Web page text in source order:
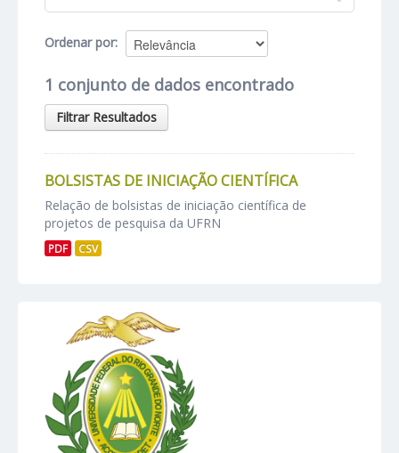
Ordenar por
1 conjunto de dados encontrado
Filtrar Resultados
BOLSISTAS DE INICIAÇÃO CIENTÍFICA
Relação de bolsistas de iniciação científica de
projetos de pesquisa da UFRN
PDF CSV